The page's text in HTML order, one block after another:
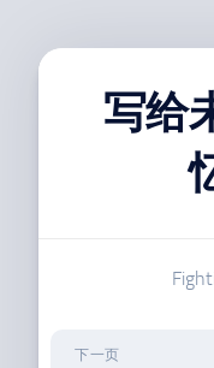
写给
下一页